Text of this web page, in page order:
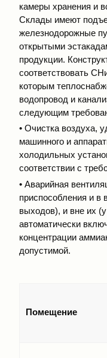
камеры хранения и
Склады имеют
железнодорожные
открытыми
продукции.
соответствовать
которым
водопровод и
следующим
• Очистка воздуха,
машинного и
холодильных
соответствии с
• Аварийная
приспособления и
выходов), и вне их
автоматически
концентрации
допустимой.
Помещение